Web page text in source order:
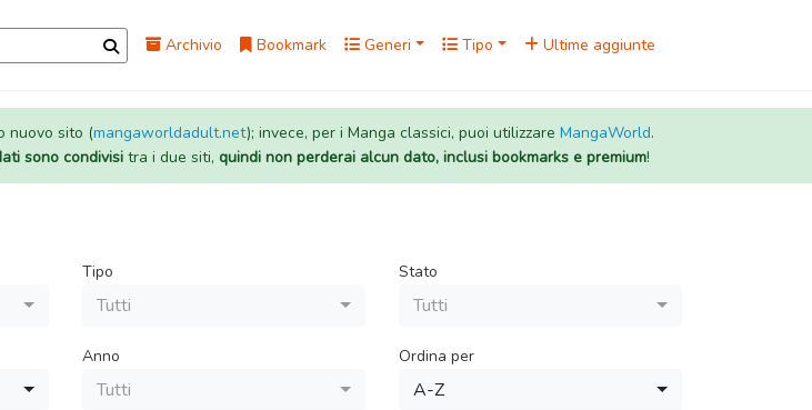
Archivio Bookmark Generi Tipo Ultime aggiunte
nuovo sito (mangaworldadult.net); invece, per i Manga classici, puoi utilizzare MangaWorld.
sono condivisitra i due siti, quindi non perderai alcun dato, inclusi bookmarks e premium!
Tipo
Tutti
Stato
Tutti
Anno
Tutti
Ordina per
A-Z